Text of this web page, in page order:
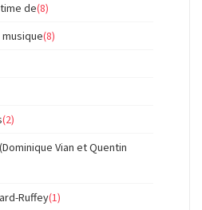
de(8)
(8)
(2)
Vian et Quentin
Ruffey(1)